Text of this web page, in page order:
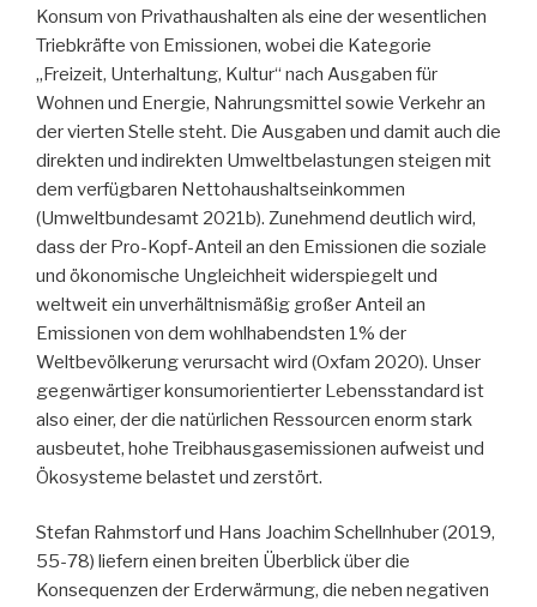
Konsum von Privathaushalten als eine der wesentlichen
Triebkräfte von Emissionen, wobei die Kategorie
„Freizeit, Unterhaltung, Kultur“ nach Ausgaben für
Wohnen und Energie, Nahrungsmittel sowie Verkehr an
der vierten Stelle steht. Die Ausgaben und damit auch die
direkten und indirekten Umweltbelastungen steigen mit
dem verfügbaren Nettohaushaltseinkommen
(Umweltbundesamt 2021b). Zunehmend deutlich wird,
dass der Pro-Kopf-Anteil an den Emissionen die soziale
und ökonomische Ungleichheit widerspiegelt und
weltweit ein unverhältnismäßig großer Anteil an
Emissionen von dem wohlhabendsten 1% der
Weltbevölkerung verursacht wird (Oxfam 2020). Unser
gegenwärtiger konsumorientierter Lebensstandard ist
also einer, der die natürlichen Ressourcen enorm stark
ausbeutet, hohe Treibhausgasemissionen aufweist und
Ökosysteme belastet und zerstört.
Stefan Rahmstorf und Hans Joachim Schellnhuber (2019,
55-78) liefern einen breiten Überblick über die
Konsequenzen der Erderwärmung, die neben negativen